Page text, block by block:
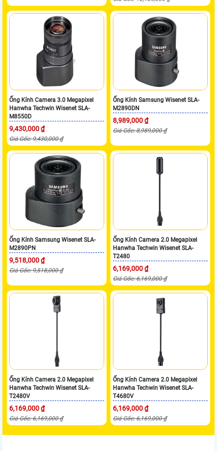
Ống Kính Camera 3.0 Megapixel
Hanwha Techwin Wisenet SLA-
M8550D
9,430,000 ₫
Giá Gốc: 9,430,000 ₫
Ống Kính Samsung Wisenet SLA-
M2890DN
8,989,000 ₫
Giá Gốc: 8,989,000 ₫
Ống Kính Samsung Wisenet SLA-
M2890PN
9,518,000 ₫
Giá Gốc: 9,518,000 ₫
Ống Kính Camera 2.0 Megapixel
Hanwha Techwin Wisenet SLA-
T2480
6,169,000 ₫
Giá Gốc: 6,169,000 ₫
Ống Kính Camera 2.0 Megapixel
Hanwha Techwin Wisenet SLA-
T2480V
6,169,000 ₫
Giá Gốc: 6,169,000 ₫
Ống Kính Camera 2.0 Megapixel
Hanwha Techwin Wisenet SLA-
T4680V
6,169,000 ₫
Giá Gốc: 6,169,000 ₫